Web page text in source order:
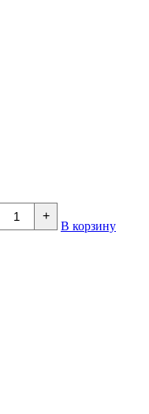
+
В корзину